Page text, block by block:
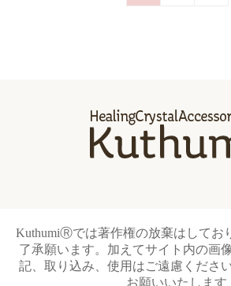
KuthumiⓇでは著作権の放棄はしてお
了承願います。加えてサイト内の画
記、取り込み、使用はご遠慮くださ
お願いいたします